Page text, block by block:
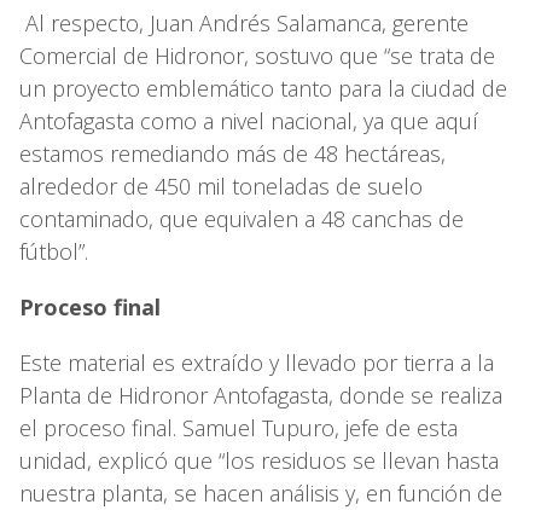
Al respecto, Juan Andrés Salamanca, gerente
Comercial de Hidronor, sostuvo que “se trata de
un proyecto emblemático tanto para la ciudad de
Antofagasta como a nivel nacional, ya que aquí
estamos remediando más de 48 hectáreas,
alrededor de 450 mil toneladas de suelo
contaminado, que equivalen a 48 canchas de
fútbol”.
Proceso final
Este material es extraído y llevado por tierra a la
Planta de Hidronor Antofagasta, donde se realiza
el proceso final. Samuel Tupuro, jefe de esta
unidad, explicó que “los residuos se llevan hasta
nuestra planta, se hacen análisis y, en función de